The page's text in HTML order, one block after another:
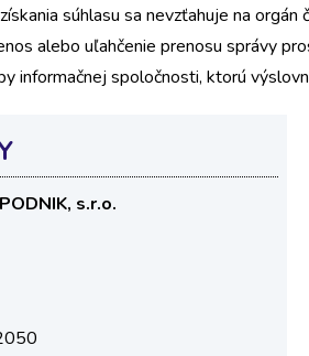
súhlasu sa nevzťahuje na
alebo uľahčenie prenosu správy
informačnej spoločnosti, ktorú
s.r.o.